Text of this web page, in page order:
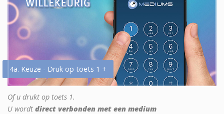
4a. Keuze - Druk op toets 1 +
Of u drukt op toets 1.
U wordt direct verbonden met een medium